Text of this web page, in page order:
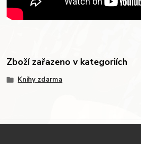
Zboží zařazeno v kategoriích
Knihy zdarma